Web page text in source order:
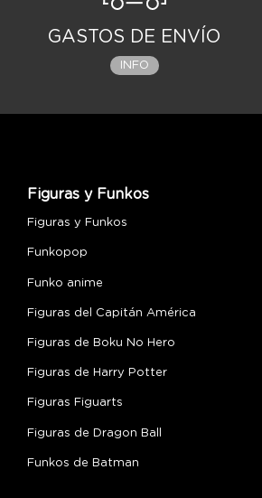
GASTOS DE ENVÍO
INFO
Figuras y Funkos
Figuras y Funkos
Funkopop
Funko anime
Figuras del Capitán América
Figuras de Boku No Hero
Figuras de Harry Potter
Figuras Figuarts
Figuras de Dragon Ball
Funkos de Batman